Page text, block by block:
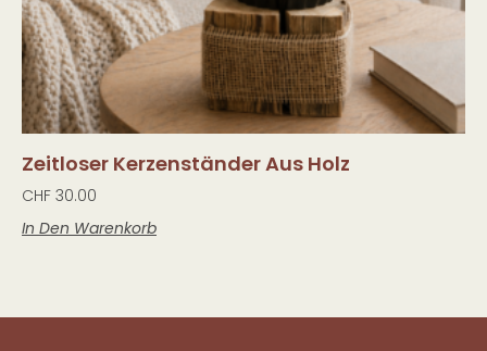
Zeitloser Kerzenständer Aus Holz
CHF 30.00
In Den Warenkorb